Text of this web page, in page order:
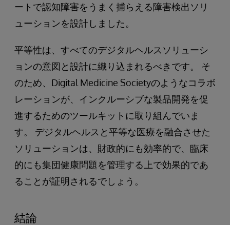
ートで認知障害をうまく捕らえる障害検出ソリ
ューションを設計しました。
平等性は、すべてのデジタルヘルスソリューシ
ョンの意図と設計に織り込まれるべきです。 そ
のため、Digital Medicine Societyのようなコラボ
レーションが、インクルーシブな製品開発を促
進するためのツールキットに取り組んでいま
す。 デジタルヘルスと平等な医療を融合させた
ソリューションは、財政的にも効率的で、臨床
的にも集団健康問題を管理する上で効果的であ
ることが証明されるでしょう。
結論